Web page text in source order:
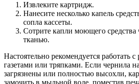
Извлеките картридж.
Нанесите несколько капель
сопла кассеты.
Сотрите капли моющего средства
тканью.
Настоятельно рекомендуется работать
газетами или тряпками. Если чернила
загрязнены или полностью высохли,
замочить в мыльной воде, поместив